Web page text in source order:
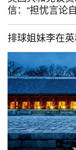
信：“担忧言论
排球姐妹李在